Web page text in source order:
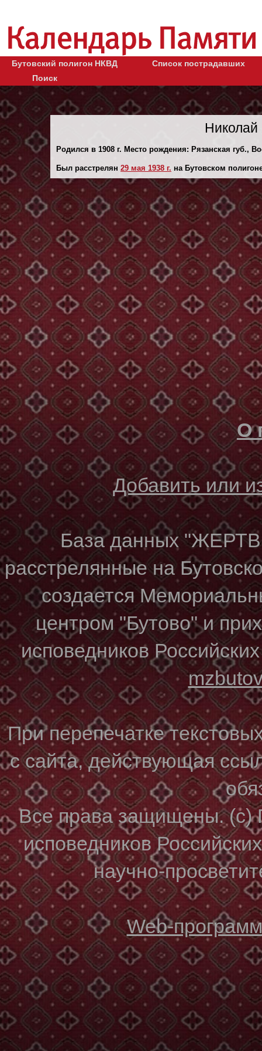
Бутовский полигон НКВД
Список пострадавших
Поиск
Николай
Родился в 1908 г. Место рождения: Рязанская губ.,
Был расстрелян 29 мая 1938 г. на Бутовском
О
Добавить или
База данных
расстрелянные на
создается
центром "Бутово" и
исповедников
При перепечатке
с сайта, действующая
Все права защищены. (с)
исповедников
научно-
Web-